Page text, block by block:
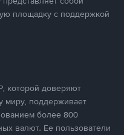
площадку с поддержкой
которой доверяют
миру, поддерживает
более 800
валют. Ее пользователи